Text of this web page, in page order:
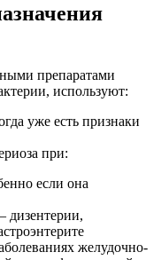
используют:
уже есть признаки
при:
если она
желудочно-